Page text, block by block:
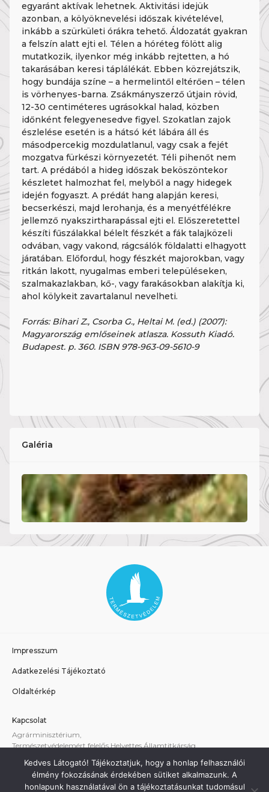
egyaránt aktívak lehetnek. Aktivitási idejük
azonban, a kölyöknevelési időszak kivételével,
inkább a szürkületi órákra tehető. Áldozatát gyakran
a felszín alatt ejti el. Télen a hóréteg fölött alig
mutatkozik, ilyenkor még inkább rejtetten, a hó
takarásában keresi táplálékát. Ebben közrejátszik,
hogy bundája színe – a hermelintől eltérően – télen
is vörhenyes-barna. Zsákmányszerző útjain rövid,
12-30 centiméteres ugrásokkal halad, közben
időnként felegyenesedve figyel. Szokatlan zajok
észlelése esetén is a hátsó két lábára áll és
másodpercekig mozdulatlanul, vagy csak a fejét
mozgatva fürkészi környezetét. Téli pihenőt nem
tart. A prédából a hideg időszak beköszöntekor
készletet halmozhat fel, melyből a nagy hidegek
idején fogyaszt. A prédát hang alapján keresi,
becserkészi, majd lerohanja, és a menyétfélékre
jellemző nyakszirtharapással ejti el. Előszeretettel
készíti fűszálakkal bélelt fészkét a fák talajközeli
odvában, vagy vakond, rágcsálók földalatti elhagyott
járatában. Előfordul, hogy fészkét majorokban, vagy
ritkán lakott, nyugalmas emberi településeken,
szalmakazlakban, kő-, vagy farakásokban alakítja ki,
ahol kölykeit zavartalanul nevelheti.
Forrás: Bihari Z., Csorba G., Heltai M. (ed.) (2007):
Magyarország emlőseinek atlasza. Kossuth Kiadó.
Budapest. p. 360. ISBN 978-963-09-5610-9
Galéria
Impresszum
Adatkezelési Tájékoztató
Oldaltérkép
Kapcsolat
Agrárminisztérium,
Természetvédelemért felelős Helyettes Államtitkárság
A weboldallal kapcsolatos technikai támogatás:
termeszetvedelem@am.gov.hu
Kedves Látogató! Tájékoztatjuk, hogy a honlap felhasználói
élmény fokozásának érdekében sütiket alkalmazunk. A
honlapunk használatával ön a tájékoztatásunkat tudomásul